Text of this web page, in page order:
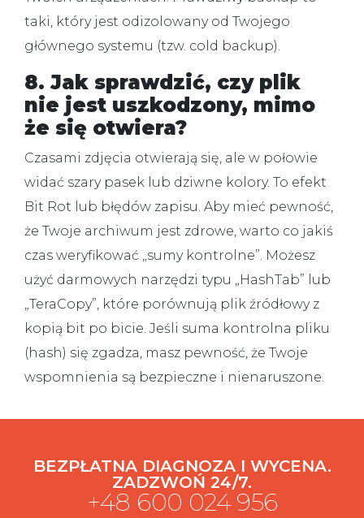
taki, który jest odizolowany od Twojego
głównego systemu (tzw. cold backup).
8. Jak sprawdzić, czy plik
nie jest uszkodzony, mimo
że się otwiera?
Czasami zdjęcia otwierają się, ale w połowie
widać szary pasek lub dziwne kolory. To efekt
Bit Rot lub błędów zapisu. Aby mieć pewność,
że Twoje archiwum jest zdrowe, warto co jakiś
czas weryfikować „sumy kontrolne”. Możesz
użyć darmowych narzędzi typu „HashTab” lub
„TeraCopy”, które porównują plik źródłowy z
kopią bit po bicie. Jeśli suma kontrolna pliku
(hash) się zgadza, masz pewność, że Twoje
wspomnienia są bezpieczne i nienaruszone.
BEZPŁATNA DIAGNOZA I WYCENA.
ZADZWOŃ 24/7.
+48 600 024 956